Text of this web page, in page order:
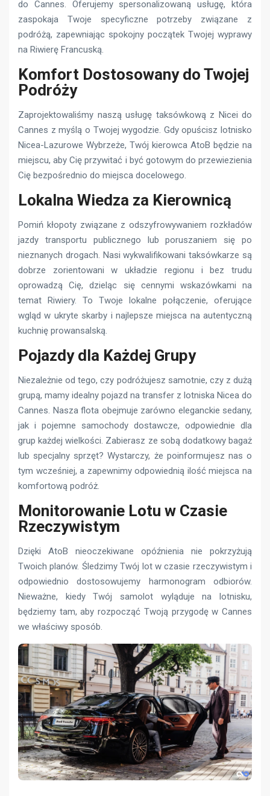
do Cannes. Oferujemy spersonalizowaną usługę, która
zaspokaja Twoje specyficzne potrzeby związane z
podróżą, zapewniając spokojny początek Twojej wyprawy
na Riwierę Francuską.
Komfort Dostosowany do Twojej
Podróży
Zaprojektowaliśmy naszą usługę taksówkową z Nicei do
Cannes z myślą o Twojej wygodzie. Gdy opuścisz lotnisko
Nicea-Lazurowe Wybrzeże, Twój kierowca AtoB będzie na
miejscu, aby Cię przywitać i być gotowym do przewiezienia
Cię bezpośrednio do miejsca docelowego.
Lokalna Wiedza za Kierownicą
Pomiń kłopoty związane z odszyfrowywaniem rozkładów
jazdy transportu publicznego lub poruszaniem się po
nieznanych drogach. Nasi wykwalifikowani taksówkarze są
dobrze zorientowani w układzie regionu i bez trudu
oprowadzą Cię, dzieląc się cennymi wskazówkami na
temat Riwiery. To Twoje lokalne połączenie, oferujące
wgląd w ukryte skarby i najlepsze miejsca na autentyczną
kuchnię prowansalską.
Pojazdy dla Każdej Grupy
Niezależnie od tego, czy podróżujesz samotnie, czy z dużą
grupą, mamy idealny pojazd na transfer z lotniska Nicea do
Cannes. Nasza flota obejmuje zarówno eleganckie sedany,
jak i pojemne samochody dostawcze, odpowiednie dla
grup każdej wielkości. Zabierasz ze sobą dodatkowy bagaż
lub specjalny sprzęt? Wystarczy, że poinformujesz nas o
tym wcześniej, a zapewnimy odpowiednią ilość miejsca na
komfortową podróż.
Monitorowanie Lotu w Czasie
Rzeczywistym
Dzięki AtoB nieoczekiwane opóźnienia nie pokrzyżują
Twoich planów. Śledzimy Twój lot w czasie rzeczywistym i
odpowiednio dostosowujemy harmonogram odbiorów.
Nieważne, kiedy Twój samolot wyląduje na lotnisku,
będziemy tam, aby rozpocząć Twoją przygodę w Cannes
we właściwy sposób.